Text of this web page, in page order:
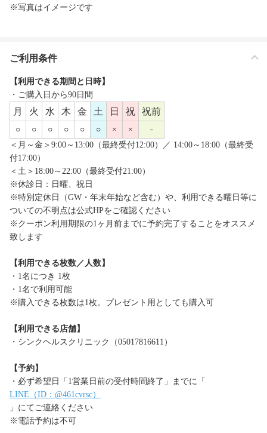
※写真はイメージです
ご利用条件
【利用できる期間と日時】
・ご購入日から90日間
月 火 水 木 金 土 日 祝 祝前
○ ○ ○ ○ ○ ○ × ×
-
＜月～金＞9:00～13:00（最終受付12:00）／ 14:00～18:00（最終受
付17:00）
＜土＞18:00～22:00（最終受付21:00）
※休診日：日曜、祝日
※特別定休日（GW・年末年始など含む）や、利用できる曜日等に
ついての不明点は公式HPをご確認ください
※クーポン利用期限の1ヶ月前までに予約完了することをオススメ
致します
【利用できる枚数／人数】
・1名につき 1枚
・1名で利用可能
※購入できる枚数は1枚。プレゼント用としても購入可
【利用できる店舗】
・シンクヘルスクリニック（05017816611）
【予約】
・必ず希望日「1営業日前の受付時間終了」までに「
LINE（ID：@461cvrsc）
」にてご連絡ください
※電話予約は不可